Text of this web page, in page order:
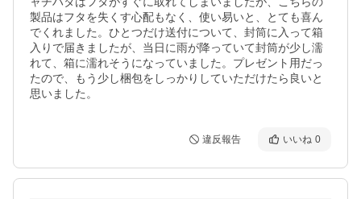
製品はフタを失くす心配もなく、使い易いと、とても喜ん
でくれました。ひとつだけ送付について、封筒に入って箱
入りで届きましたが、当日に雨が降っていて封筒が少し濡
れて、箱に濡れそうになっていました。プレゼント用だっ
たので、もう少し梱包をしっかりしていただけたら良いと
思いました。
違反報告 いいね 0